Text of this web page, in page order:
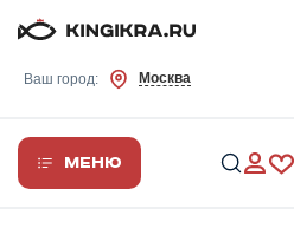
Ваш город: Москва
Меню